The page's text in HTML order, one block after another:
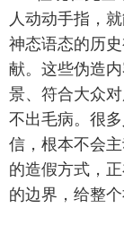
人动动手指，
神态语态的历
献。这些伪造
景、符合大众
不出毛病。很
信，根本不会
的造假方式，
的边界，给整